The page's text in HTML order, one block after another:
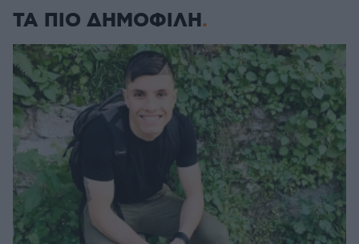
ΤΑ ΠΙΟ ΔΗΜΟΦΙΛΗ